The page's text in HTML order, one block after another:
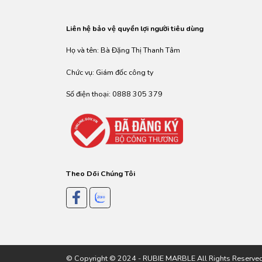
Liên hệ bảo vệ quyền lợi người tiêu dùng
Họ và tên: Bà Đặng Thị Thanh Tâm
Chức vụ: Giám đốc công ty
Số điện thoại: 0888 305 379
Theo Dõi Chúng Tôi
© Copyright © 2024 - RUBIE MARBLE All Rights